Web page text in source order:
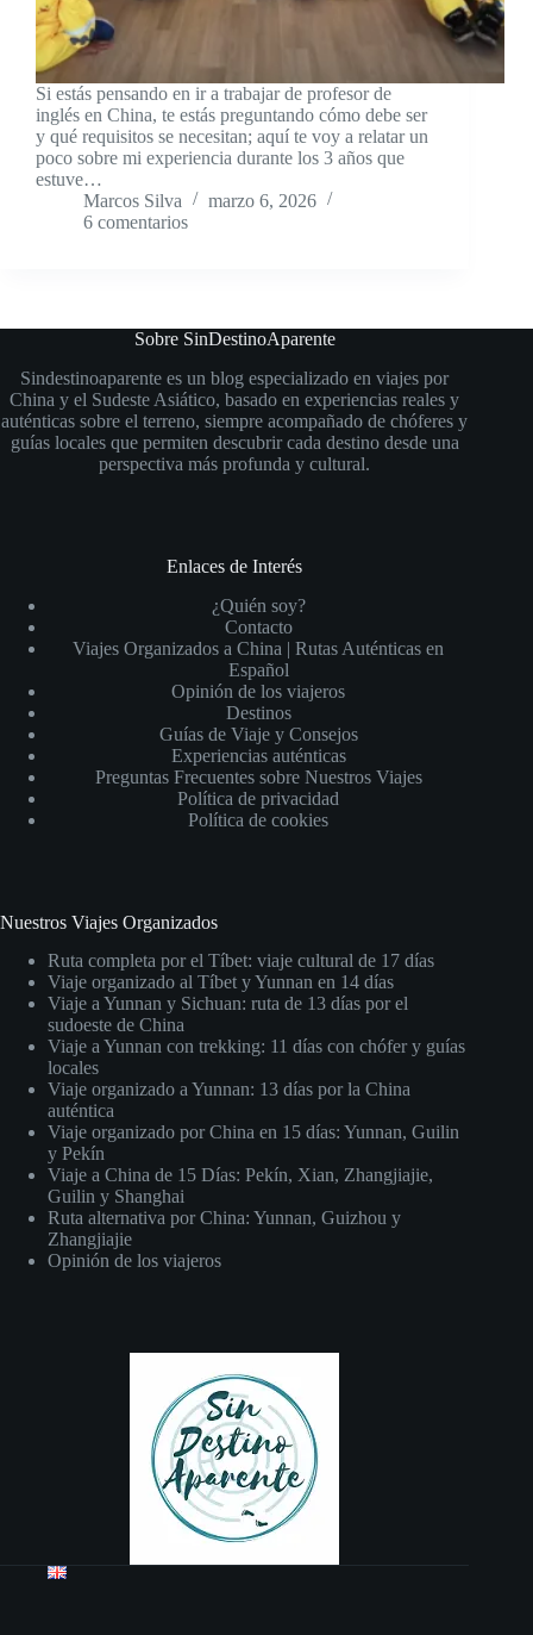
Si estás pensando en ir a trabajar de profesor de
inglés en China, te estás preguntando cómo debe ser
y qué requisitos se necesitan; aquí te voy a relatar un
poco sobre mi experiencia durante los 3 años que
estuve…
Marcos Silva
marzo 6, 2026
6 comentarios
Sobre SinDestinoAparente
Sindestinoaparente es un blog especializado en viajes por
China y el Sudeste Asiático, basado en experiencias reales y
auténticas sobre el terreno, siempre acompañado de chóferes y
guías locales que permiten descubrir cada destino desde una
perspectiva más profunda y cultural.
Enlaces de Interés
¿Quién soy?
Contacto
Viajes Organizados a China | Rutas Auténticas en
Español
Opinión de los viajeros
Destinos
Guías de Viaje y Consejos
Experiencias auténticas
Preguntas Frecuentes sobre Nuestros Viajes
Política de privacidad
Política de cookies
Nuestros Viajes Organizados
Ruta completa por el Tíbet: viaje cultural de 17 días
Viaje organizado al Tíbet y Yunnan en 14 días
Viaje a Yunnan y Sichuan: ruta de 13 días por el
sudoeste de China
Viaje a Yunnan con trekking: 11 días con chófer y guías
locales
Viaje organizado a Yunnan: 13 días por la China
auténtica
Viaje organizado por China en 15 días: Yunnan, Guilin
y Pekín
Viaje a China de 15 Días: Pekín, Xian, Zhangjiajie,
Guilin y Shanghai
Ruta alternativa por China: Yunnan, Guizhou y
Zhangjiajie
Opinión de los viajeros